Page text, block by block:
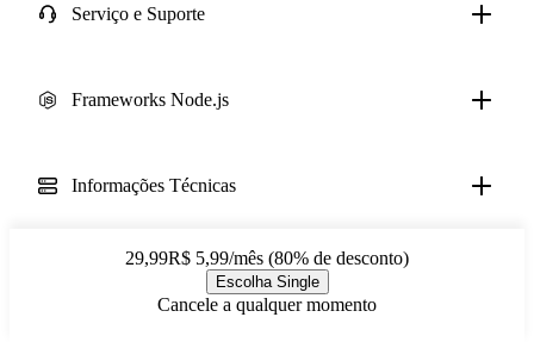
Serviço e Suporte
Frameworks Node.js
Informações Técnicas
29,99R$ 5,99/mês (80% de desconto)
Escolha Single
Cancele a qualquer momento